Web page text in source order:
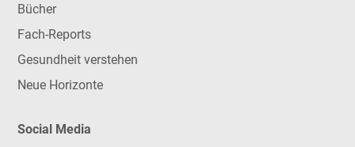
Bücher
Fach-Reports
Gesundheit verstehen
Neue Horizonte
Social Media